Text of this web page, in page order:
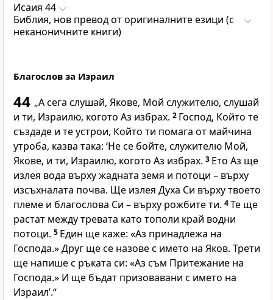
Исаия 44
Библия, нов превод от оригиналните езици (с
неканоничните книги)
Благослов за Израил
44 „А сега слушай, Якове, Мой служителю, слушай
и ти, Израилю, когото Аз избрах. 2 Господ, Който те
създаде и те устрои, Който ти помага от майчина
утроба, казва така: ‘Не се бойте, служителю Мой,
Якове, и ти, Израилю, когото Аз избрах. 3 Ето Аз ще
излея вода върху жадната земя и потоци – върху
изсъхналата почва. Ще излея Духа Си върху твоето
племе и благослова Си – върху рожбите ти. 4Те ще
растат между тревата като тополи край водни
потоци. 5 Един ще каже: «Аз принадлежа на
Господа.» Друг ще се назове с името на Яков. Трети
ще напише с ръката си: «Аз съм Притежание на
Господа.» И ще бъдат призовавани с името на
Израил’.“